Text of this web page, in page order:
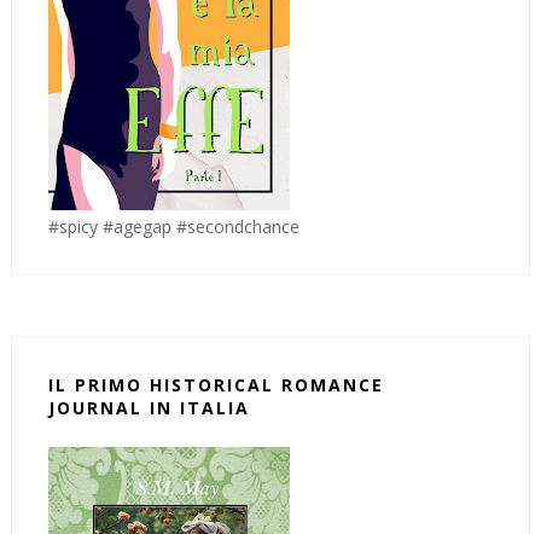
#spicy #agegap #secondchance
IL PRIMO HISTORICAL ROMANCE
JOURNAL IN ITALIA